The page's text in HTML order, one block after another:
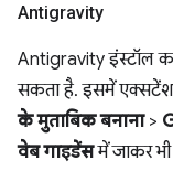
Antigravity
Antigravity इंस्टॉल
सकता है. इसमें
के मुताबिक बनाना>
वेब गाइडेंसमें जाकर